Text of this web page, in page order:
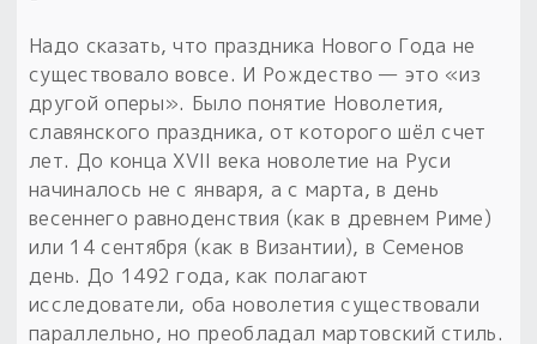
Надо сказать, что праздника Нового Года не
существовало вовсе. И Рождество — это «из
другой оперы». Было понятие Новолетия,
славянского праздника, от которого шёл счет
лет. До конца XVII века новолетие на Руси
начиналось не с января, а с марта, в день
весеннего равноденствия (как в древнем Риме)
или 14 сентября (как в Византии), в Семенов
день. До 1492 года, как полагают
исследователи, оба новолетия существовали
параллельно, но преобладал мартовский стиль.